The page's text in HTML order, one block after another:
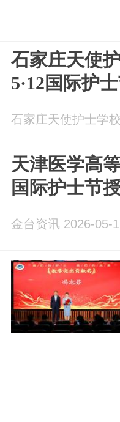
石家庄天使
5·12国际护
石家庄天使护士学
天津医学高
国际护士节
金台资讯 2026-05-